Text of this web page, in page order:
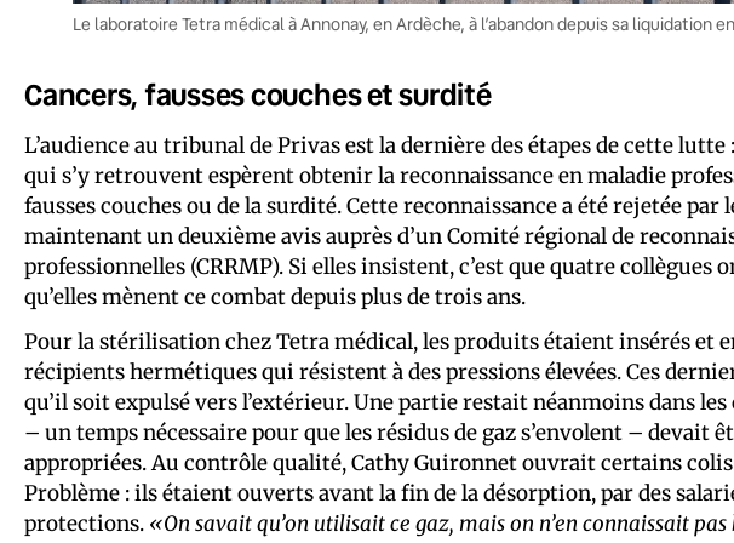
Le laboratoire Tetra médical à Annonay, en Ardèche, à l’abandon depuis sa liquidation
Cancers, fausses couches et surdité
L’audience au tribunal de Privas est la dernière des étapes de cette
qui s’y retrouvent espèrent obtenir la reconnaissance en maladie
fausses couches ou de la surdité. Cette reconnaissance a été rejetée par
maintenant un deuxième avis auprès d’un Comité régional de
professionnelles (CRRMP). Si elles insistent, c’est que quatre collègues
qu’elles mènent ce combat depuis plus de trois ans.
Pour la stérilisation chez Tetra médical, les produits étaient insérés et
récipients hermétiques qui résistent à des pressions élevées. Ces
qu’il soit expulsé vers l’extérieur. Une partie restait néanmoins dans
– un temps nécessaire pour que les résidus de gaz s’envolent – devait
appropriées. Au contrôle qualité, Cathy Guironnet ouvrait certains
Problème : ils étaient ouverts avant la fin de la désorption, par des
protections. «On savait qu’on utilisait ce gaz, mais on n’en connaissait pas